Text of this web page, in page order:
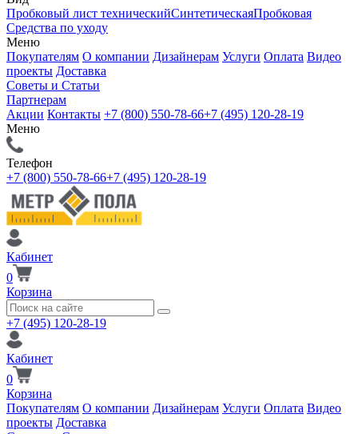
Пробковый лист техническийСинтетическаяПробковая
Средства по уходу
Меню
Покупателям О компании Дизайнерам Услуги Оплата Видео
проекты Доставка
Советы и Статьи
Партнерам
Акции Контакты +7 (800) 550-78-66+7 (495) 120-28-19
Меню
Телефон
+7 (800) 550-78-66+7 (495) 120-28-19
Кабинет
0
Корзина
+7 (495) 120-28-19
Кабинет
0
Корзина
Покупателям О компании Дизайнерам Услуги Оплата Видео
проекты Доставка